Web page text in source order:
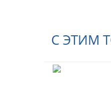
С ЭТИМ